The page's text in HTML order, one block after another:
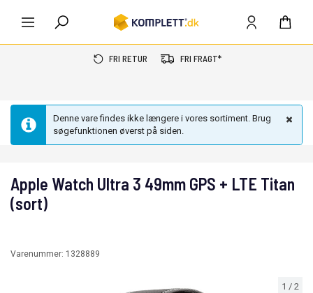
FRI RETUR FRI FRAGT*
Denne vare findes ikke længere i vores sortiment. Brug
søgefunktionen øverst på siden.
1 / 2
Apple Watch Ultra 3 49mm GPS + LTE Titan
(sort)
Varenummer: 1328889